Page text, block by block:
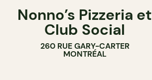
Nonno’s Pizzeria et
Club Social
260 RUE GARY-CARTER
MONTRÉAL